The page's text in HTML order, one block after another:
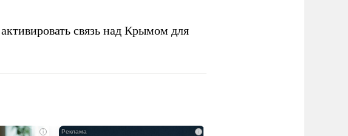
активировать связь над Крымом для
i i